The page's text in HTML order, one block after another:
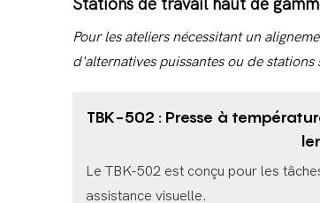
Stations de travail haut de
Pour les ateliers nécessitant un
d'alternatives puissantes ou de stations
TBK-502 : Presse à
Le TBK-502 est conçu pour les
assistance visuelle.